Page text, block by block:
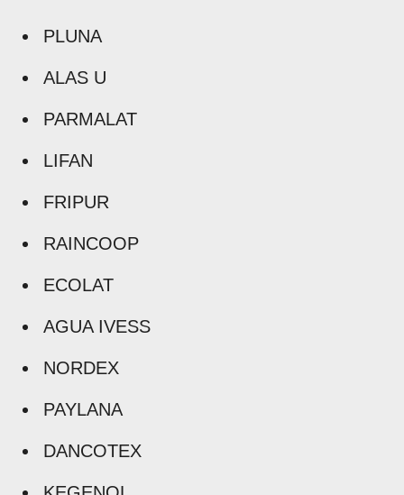
PLUNA
ALAS U
PARMALAT
LIFAN
FRIPUR
RAINCOOP
ECOLAT
AGUA IVESS
NORDEX
PAYLANA
DANCOTEX